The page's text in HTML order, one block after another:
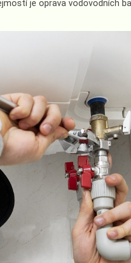
je oprava vodovodních